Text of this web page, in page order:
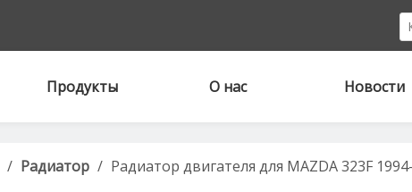
Продукты О нас Новости
/ Радиатор / Радиатор двигателя для MAZDA 323F